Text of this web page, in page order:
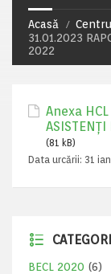
Acasă
31.01.2023
2022
Anexa
(81 kB)
Data urcării: 31
BECL 2020 (6)